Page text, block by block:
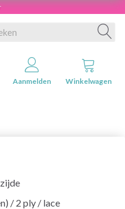
Aanmelden Winkelwagen
/ 2 ply / lace